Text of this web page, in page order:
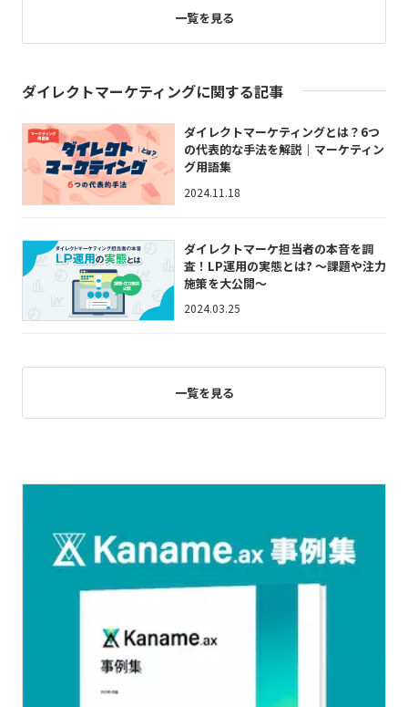
一覧を見る
ダイレクトマーケティングに関する記事
ダイレクトマーケティングとは？6つ
の代表的な手法を解説｜マーケティン
グ用語集
2024.11.18
ダイレクトマーケ担当者の本音を調
査！LP運用の実態とは? ～課題や注力
施策を大公開～
2024.03.25
一覧を見る